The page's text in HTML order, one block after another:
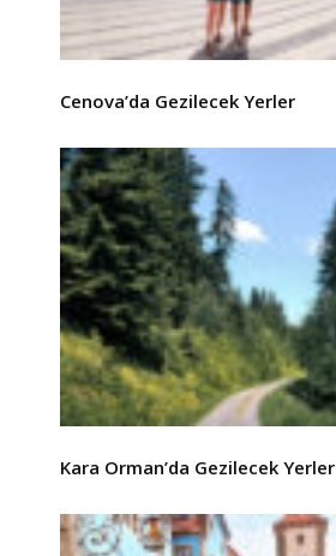
Cenova’da Gezilecek Yerler
Kara Orman’da Gezilecek Yerler